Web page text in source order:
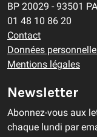
BP 20029 - 93501
01 48 10 86 20
Contact
Données
Mentions légales
Newsletter
Abonnez-vous aux
chaque lundi par